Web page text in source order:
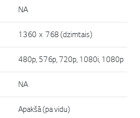
NA
1360 x 768 (dzimtais)
480p, 576p, 720p, 1080i, 1080p
NA
Apakšā (pa vidu)